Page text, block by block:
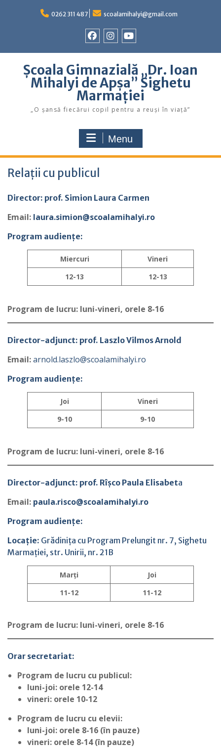
0262 311 487 scoalamihalyi@gmail.com
Școala Gimnazială „Dr. Ioan
Mihalyi de Apșa” Sighetu
Marmației
„O șansă fiecărui copil pentru a reuși în viață”
Menu
Relații cu publicul
Director: prof. Simion Laura Carmen
Email: laura.simion@scoalamihalyi.ro
Program audiențe:
Miercuri
Vineri
12-13
12-13
Program de lucru: luni-vineri, orele 8-16
Director-adjunct: prof. Laszlo Vilmos Arnold
Email:arnold.laszlo@scoalamihalyi.ro
Program audiențe:
Joi
Vineri
9-10
9-10
Program de lucru: luni-vineri, orele 8-16
Director-adjunct: prof. Rîșco Paula Elisabeta
Email: paula.risco@scoalamihalyi.ro
Program audiențe:
Locație: Grădinița cu Program Prelungit nr. 7, Sighetu
Marmației, str. Unirii, nr. 21B
Marți
Joi
11-12
11-12
Program de lucru: luni-vineri, orele 8-16
Orar secretariat:
Program de lucru cu publicul:
luni-joi: orele 12-14
vineri: orele 10-12
Program de lucru cu elevii:
luni-joi: orele 8-16 (în pauze)
vineri: orele 8-14 (în pauze)